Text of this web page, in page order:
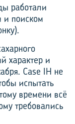
работали
и поиском
характер и
Case IH не
испытать
времени всё
требовались